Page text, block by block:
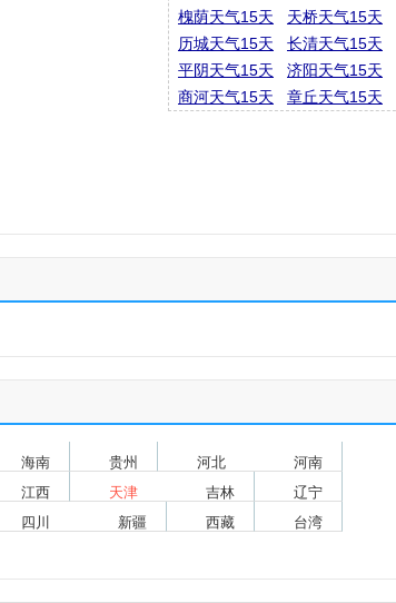
槐荫天气15天
天桥天气15天
历城天气15天
长清天气15天
平阴天气15天
济阳天气15天
商河天气15天
章丘天气15天
海南 贵州 河北
河南
江西 天津 吉林
辽宁
四川 新疆 西藏
台湾